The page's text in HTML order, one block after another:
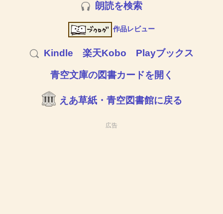
朗読を検索
作品レビュー
Kindle 楽天Kobo Playブックス
青空文庫の図書カードを開く
えあ草紙・青空図書館に戻る
広告